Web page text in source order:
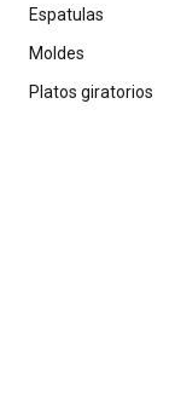
Espatulas
Moldes
Platos giratorios